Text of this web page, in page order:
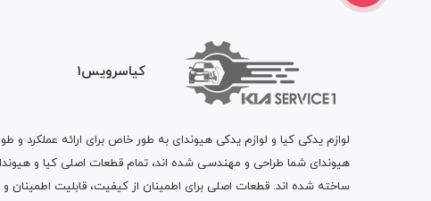
کیاسرویس1
لوازم یدکی کیا و لوازم یدکی هیوندای به طور خاص برای ارائه عملکرد و
هیوندای شما طراحی و مهندسی شده اند، تمام قطعات اصلی کیا و هیوندای
ساخته شده اند. قطعات اصلی برای اطمینان از کیفیت، قابلیت